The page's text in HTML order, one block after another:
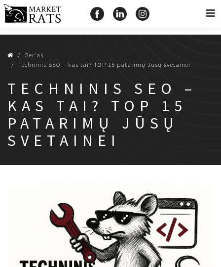
Ger'as
Techninis SEO – kas tai? TOP 15 patarimų Jūsų svetainei
TECHNINIS SEO –
KAS TAI? TOP 15
PATARIMŲ JŪSŲ
SVETAINEI